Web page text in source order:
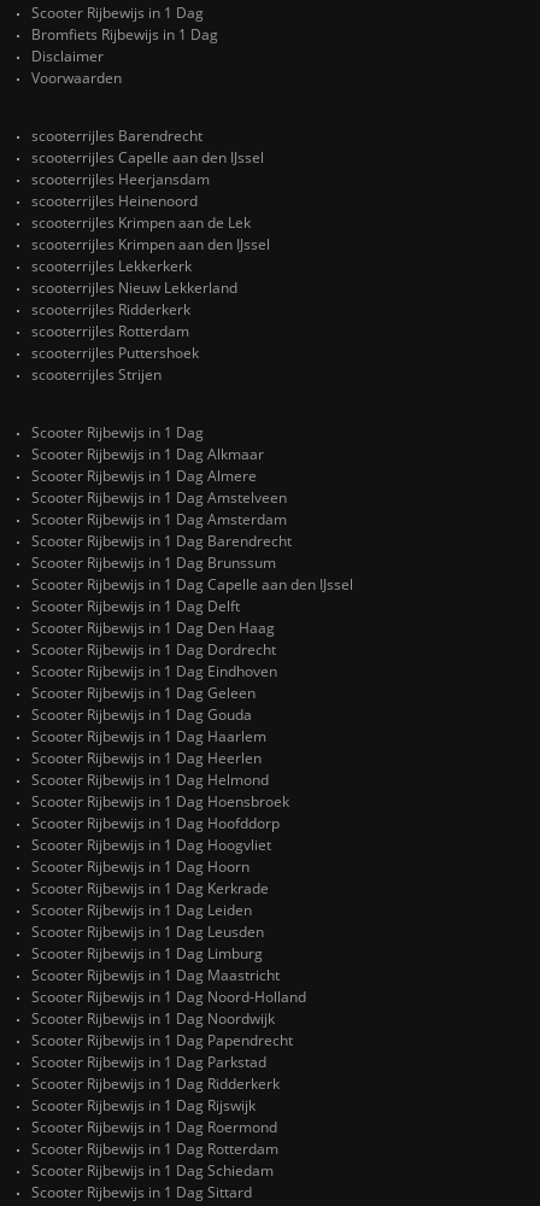
Scooter Rijbewijs in 1 Dag
Bromfiets Rijbewijs in 1 Dag
Disclaimer
Voorwaarden
scooterrijles Barendrecht
scooterrijles Capelle aan den IJssel
scooterrijles Heerjansdam
scooterrijles Heinenoord
scooterrijles Krimpen aan de Lek
scooterrijles Krimpen aan den IJssel
scooterrijles Lekkerkerk
scooterrijles Nieuw Lekkerland
scooterrijles Ridderkerk
scooterrijles Rotterdam
scooterrijles Puttershoek
scooterrijles Strijen
Scooter Rijbewijs in 1 Dag
Scooter Rijbewijs in 1 Dag Alkmaar
Scooter Rijbewijs in 1 Dag Almere
Scooter Rijbewijs in 1 Dag Amstelveen
Scooter Rijbewijs in 1 Dag Amsterdam
Scooter Rijbewijs in 1 Dag Barendrecht
Scooter Rijbewijs in 1 Dag Brunssum
Scooter Rijbewijs in 1 Dag Capelle aan den IJssel
Scooter Rijbewijs in 1 Dag Delft
Scooter Rijbewijs in 1 Dag Den Haag
Scooter Rijbewijs in 1 Dag Dordrecht
Scooter Rijbewijs in 1 Dag Eindhoven
Scooter Rijbewijs in 1 Dag Geleen
Scooter Rijbewijs in 1 Dag Gouda
Scooter Rijbewijs in 1 Dag Haarlem
Scooter Rijbewijs in 1 Dag Heerlen
Scooter Rijbewijs in 1 Dag Helmond
Scooter Rijbewijs in 1 Dag Hoensbroek
Scooter Rijbewijs in 1 Dag Hoofddorp
Scooter Rijbewijs in 1 Dag Hoogvliet
Scooter Rijbewijs in 1 Dag Hoorn
Scooter Rijbewijs in 1 Dag Kerkrade
Scooter Rijbewijs in 1 Dag Leiden
Scooter Rijbewijs in 1 Dag Leusden
Scooter Rijbewijs in 1 Dag Limburg
Scooter Rijbewijs in 1 Dag Maastricht
Scooter Rijbewijs in 1 Dag Noord-Holland
Scooter Rijbewijs in 1 Dag Noordwijk
Scooter Rijbewijs in 1 Dag Papendrecht
Scooter Rijbewijs in 1 Dag Parkstad
Scooter Rijbewijs in 1 Dag Ridderkerk
Scooter Rijbewijs in 1 Dag Rijswijk
Scooter Rijbewijs in 1 Dag Roermond
Scooter Rijbewijs in 1 Dag Rotterdam
Scooter Rijbewijs in 1 Dag Schiedam
Scooter Rijbewijs in 1 Dag Sittard